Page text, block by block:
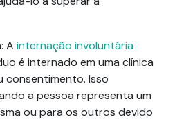
A internação involuntária
é internado em uma clínica
consentimento. Isso
a pessoa representa um
ou para os outros devido